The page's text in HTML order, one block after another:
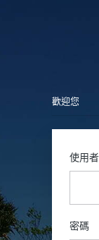
歡迎您
使用
密碼